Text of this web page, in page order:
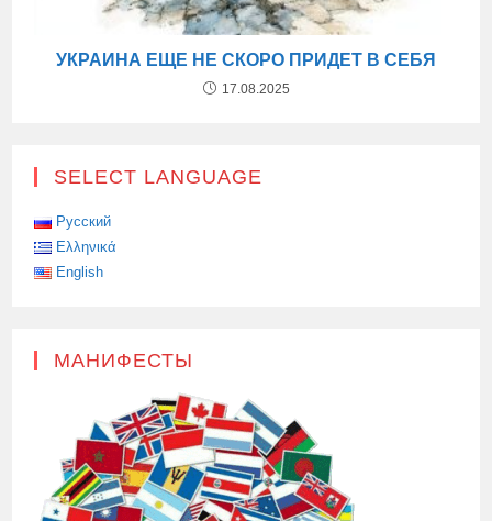
УКРАИНА ЕЩЕ НЕ СКОРО ПРИДЕТ В СЕБЯ
17.08.2025
SELECT LANGUAGE
Русский
Ελληνικά
English
МАНИФЕСТЫ